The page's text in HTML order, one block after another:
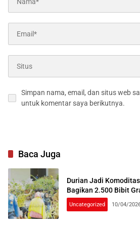
Simpan nama, email, dan situs web
untuk komentar saya berikutnya.
Baca Juga
Durian Jadi
Bagikan 2.500 Bibit
Uncategorized 10/04/